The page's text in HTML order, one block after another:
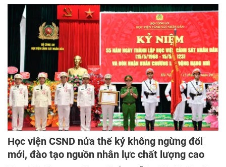
tinh nhuệ, hiện đại”. Trung tướng, GS. TS Trần Minh
Hưởng, Giám đốc Học viện chủ trì Hội thảo.
Học viện CSND nửa thế kỷ không ngừng đổi
mới, đào tạo nguồn nhân lực chất lượng cao